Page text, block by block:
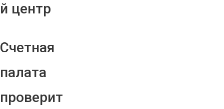
й центр
Счетная
палата
проверит